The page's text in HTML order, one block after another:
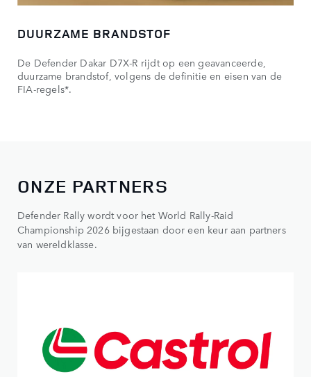
DUURZAME BRANDSTOF
De Defender Dakar D7X-R rijdt op een geavanceerde,
duurzame brandstof, volgens de definitie en eisen van de
FIA-regels*.
ONZE PARTNERS
Defender Rally wordt voor het World Rally-Raid
Championship 2026 bijgestaan door een keur aan partners
van wereldklasse.